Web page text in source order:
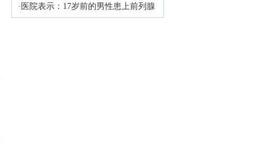
题至关重要。医院将为您详细介绍9岁
因。
到。对于一个6岁的男孩来说，包茎可
性功能障碍，其主要表现是没发达到
·医院表示：17岁前的男性患上前列腺